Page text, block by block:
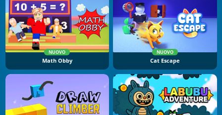
NUOVO
Math Obby
NUOVO
Cat Escape